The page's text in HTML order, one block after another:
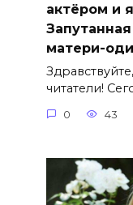
актёром и
матери-
читатели!
0 43